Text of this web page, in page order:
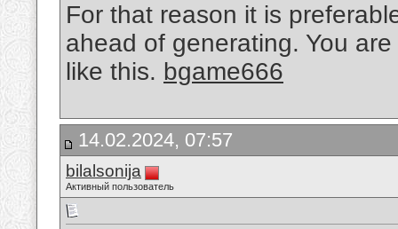
For that reason it is
ahead of generating. You
like this. bgame666
14.02.2024, 07:57
bilalsonija
Активный пользователь